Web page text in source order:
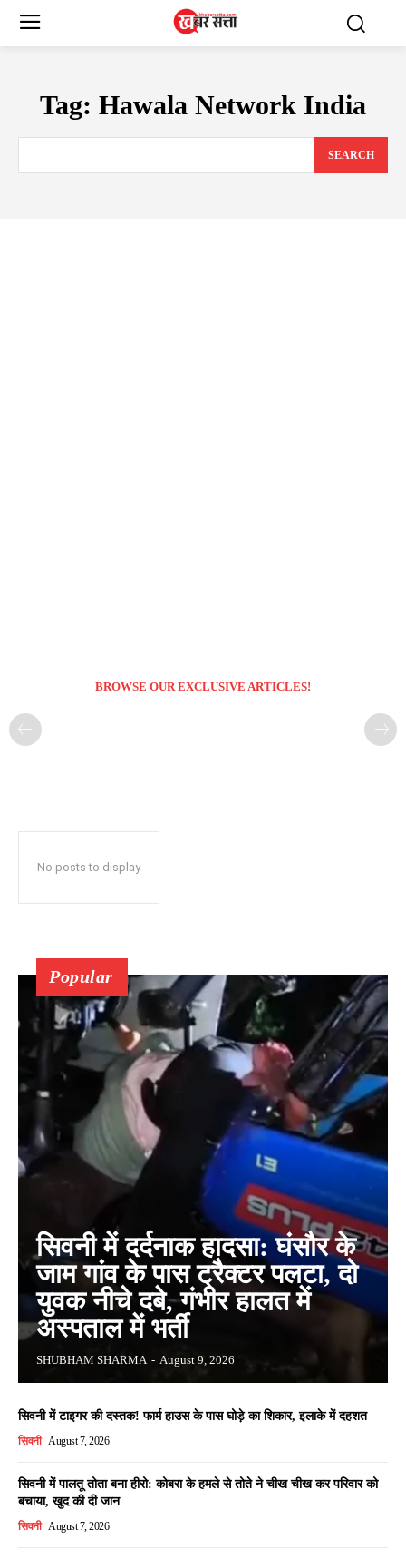
Tag: Hawala Network India
SEARCH
BROWSE OUR EXCLUSIVE ARTICLES!
No posts to display
Popular
सिवनी में दर्दनाक हादसा: घंसौर के
जाम गांव के पास ट्रैक्टर पलटा, दो
युवक नीचे दबे, गंभीर हालत में
अस्पताल में भर्ती
SHUBHAM SHARMA - August 9, 2026
सिवनी में टाइगर की दस्तक! फार्म हाउस के पास घोड़े का शिकार, इलाके में दहशत
सिवनी August 7, 2026
सिवनी में पालतू तोता बना हीरो: कोबरा के हमले से तोते ने चीख चीख कर परिवार को
बचाया, खुद की दी जान
सिवनी August 7, 2026